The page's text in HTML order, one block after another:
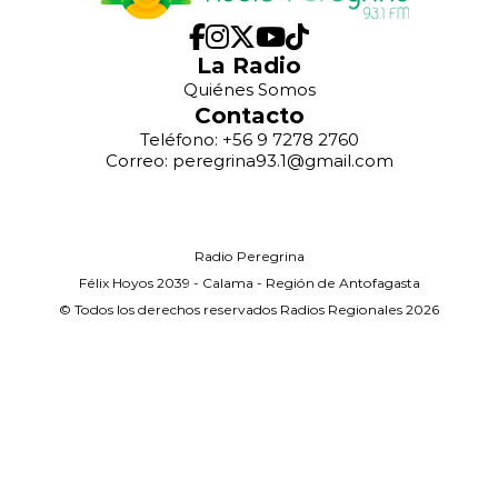
La Radio
Quiénes Somos
Contacto
Teléfono: +56 9 7278 2760
Correo: peregrina93.1@gmail.com
Radio Peregrina
Félix Hoyos 2039 - Calama - Región de Antofagasta
© Todos los derechos reservados Radios Regionales 2026